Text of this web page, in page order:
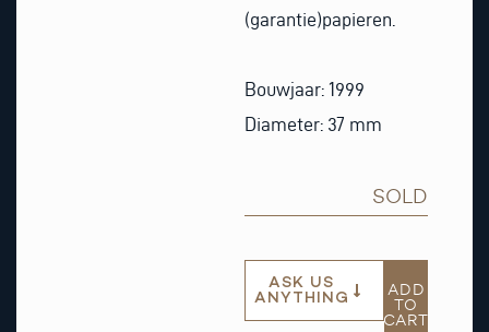
(garantie)papieren.
Bouwjaar: 1999
Diameter: 37 mm
SOLD
ASK US
ANYTHING
ADD
TO
CART